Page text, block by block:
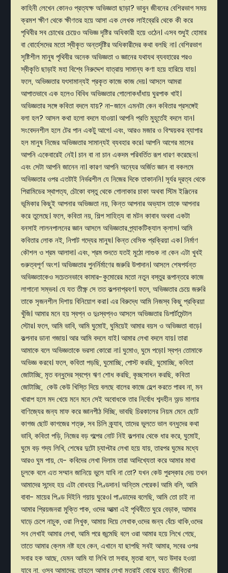
কাহিনী লেখেন কোনও প্রত্যক্ষ অভিজ্ঞতা ছাড়া? ভাবুন জীবনের বেশিরভাগ সময়
ক্রমশ ক্ষীণ থেকে ক্ষীণতর হয়ে আসা এক লেখক লাইব্রেরি থেকে কী করে
পৃথিবীর সব চোখের চেয়েও অভিজ্ঞ দৃষ্টির অধিকারী হয়ে ওঠেন। এসব শুধুই হোমার
বা বোর্হেসদের মতো স্বীকৃত অন্তর্দৃষ্টির অধিকারীদের কথা বলছি না। বেশিরভাগ
সৃষ্টিশীল মানুষ পৃথিবীর অনেক অভিজ্ঞতা ও জ্ঞানের যথাযথ ব্যবহারের পরও
স্বীকৃতি ছাড়াই মহা বিশ্বে নিরুদ্দেশ যাত্রায় সামান্য কণা হয়ে হারিয়ে যায়।
ফলে, অভিজ্ঞতার যৎসামান্যই প্রকৃত কাজে কাজ দেয়। আসলে আমরা
আপাতভাবে এক হলেও বিবিধ অভিজ্ঞতার গোলোকধাঁধায় ঘুরপাক খাই।
অভিজ্ঞতার সঙ্গে কবিতা বদলে যায়? না-জানে এমনটা কেন কবিতার প্রসঙ্গেই
বলা হল? আসল কথা হলো বদলে যাওয়া। আপনি প্রতি মুহূর্তেই বদলে যান।
সংবেদনশীল হলে টের পান একটু আগে। এবং, আরও মজার ও বিস্ময়কর ব্যাপার
হল মানুষ নিজের অভিজ্ঞতার সামান্যই ব্যবহার করে। আপনি আগের মাসের
আপনি একেবারেই নেই। চান বা না চান একদম পরিবর্তিত রূপ ধারণ করেছেন।
এবং সেটা আপনি জানেন না। কারণ আপনি অন্যের অর্জিত জ্ঞান বা বকলমে
অভিজ্ঞতার ওপর এতটাই নির্ভরশীল যে নিজের দিকে তাকাননি। সূর্যর দূরত্ব থেকে
পিরামিডের স্থাপত্য, চৌকো বস্তু থেকে গোলাকার চাকা অথবা স্টিম ইঞ্জিনের
ভূমিকার কিছুই আপনার অভিজ্ঞতা নয়, কিন্ত আপনার অভ্যাস তাকে আপনার
করে তুলেছে। ফলে, কবিতা নয়, শিল্প সাহিত্য বা মটন কাবাব অথবা একটা
বনসাই লালনপালনের জ্ঞান আসলে অভিজ্ঞতার প্র্যাকটিক্যাল ক্লাস। আমি
কবিতার লোক নই, নিপাট গদ্যের মানুষ। কিন্ত বেসিক প্রক্রিয়া এক। নির্মাণ
কৌশল ও শ্রম আলাদা। এবং, শ্রম শুনতে যতই মুঠো লাগুক না কেন এটা খুবই
গুরুত্বপূর্ণ অংশ। অভিজ্ঞতার পুনর্নির্মাণের জরুরি উপাদান। আসলে শেষপর্যন্ত
অভিজ্ঞতাকেও সচেতনভাবে কামার-কুমোরের মতো নতুন বস্তুর রূপান্তরে কাজে
লাগানো সম্ভব। যে যত তীক্ষ্ণ সে তত কল্পনাপ্রবণ। ফলে, অভিজ্ঞতার চেয়ে জরুরি
তাকে সৃজনশীল দিশায় বিনিয়োগ করা। এর বিরুদ্ধে আমি নিজস্ব কিছু প্রক্রিয়া
খুঁজি। আমার মনে হয় স্বপ্ন ও দুঃস্বপ্নও আসলে অভিজ্ঞতার ডিপার্টমেন্টাল
স্টোর। ফলে, আমি ভাবি, আমি ঘুমোই, ঘুমিয়েই আমার বয়স ও অভিজ্ঞতা বাড়ে।
কল্পনার ডানা গজায়। আর আমি বদলে যাই। আমার লেখা বদলে যায়। তারা
আমাকে বলে অভিজ্ঞতাকে ভরসা কোরো না। ঘুমোও, ঘুমে পড়ো। স্বপ্ন তোমাকে
অভিজ্ঞ করবে। ফলে, কবিতা পড়ছি, ঘুমোচ্ছি, পোস্ট করছি, ঘুমোচ্ছি, কবিতা
জোটাচ্ছি, মৃত বন্ধুদের স্বপ্নে ঋণ শোধ করছি, কৃচ্ছসাধন করছি, কবিতা
জোটাচ্ছি, কেউ কেউ খিস্তি দিয়ে বলছে বালের কাজে হেল্প করতে পারব না, মন
খারাপ হলে মদ খেয়ে মনে মনে সেই অবোধকে তার নির্বোধ শব্দহীন অন্ড মালার
বাণিজ্যের জন্য মাফ করে জ্ঞানপীঠ দিচ্ছি, ভাবছি চিরকালের নিয়ম মেনে ছোট
কাগজ ছোট কাগজের শত্রু, সব চিলি ক্র্যাব, তাদের ভুলতে ভাল বন্ধুদের কথা
ভাবি, কবিতা পড়ি, নিজের বড় গল্পের নোট নিই কল্পনার থেকে ধার করে, ঘুমোই,
ঘুমে বড় গদ্য লিখি, শেষের দুটো চ্যাপ্টার লেখা হয়ে যায়, তারপর ঘুমের মধ্যে
আরও ঘুম পায়, যে- কবিদের লেখা দিলাম তারা আদিখ্যেতা করে আমার মাথা
চুলকে বলে এত সম্মান জানিয়ে ভুলে যাবি না তো? যখন কেউ পুরস্কার দেয় তখন
আমাদের সন্দেহ হয় এটা বোধহয় পিণ্ডদান। অন্তিম পেরেক। আমি বলি, আমি
বাবা- মায়ের পিণ্ড দিইনি গয়ায় ঘুরেও। পাণ্ডাদের বলেছি, আমি তো চাই না
আমার প্রিয়জনরা মুক্তি পাক, ওদের আত্মা এই পৃথিবীতে ঘুরে বেড়াক, আমার
ঘাড়ে চেপে নাচুক, ওরা লিখুক, আমায় দিয়ে লেখাক,ওদের জন্য বেঁচে থাকি,ওদের
সব লেখাই আমার লেখা, আমি পরে জন্মেছি বলে ওরা আমার হয়ে লিখে গেছে,
তাতে আমার ক্লেম নষ্ট হবে কেন, এখানে যা ছাপছি সবই আমার, সবের ওপর
সবার হক আছে, যেমন আমি যা লিখি তা সবার, মৃতরা বলে, অত উদার হওয়া
যাবে না, ওসব আমাদের; তাহলে আমার লেখা মৃতরাই বোঝে হয়ত, জীবিতরা